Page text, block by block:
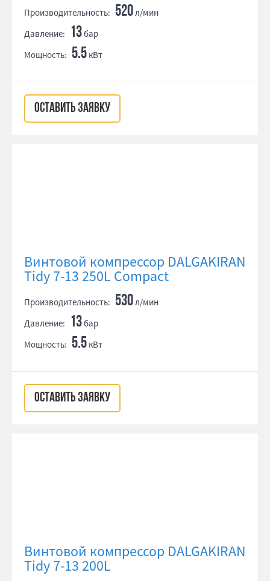
Производительность: 520л/мин
Давление: 13бар
Мощность: 5.5 кВт
ОСТАВИТЬ ЗАЯВКУ
Винтовой компрессор DALGAKIRAN
Tidy 7-13 250L Compact
Производительность: 530л/мин
Давление: 13бар
Мощность: 5.5 кВт
ОСТАВИТЬ ЗАЯВКУ
Винтовой компрессор DALGAKIRAN
Tidy 7-13 200L